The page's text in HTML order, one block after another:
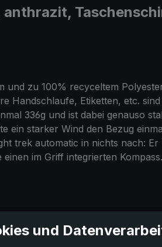
zu 100% recyceltem
Handschlaufe, Etiketten, etc.
336g und ist dabei genauso
starker Wind den Bezug
trek automatic in nichts nach:
im Griff integrierten Kompass.
und